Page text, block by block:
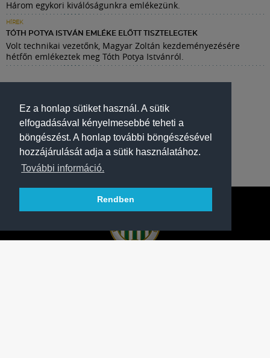
Ez a honlap sütiket használ. A sütik
elfogadásával kényelmesebbé teheti a
böngészést. A honlap további böngészésével
hozzájárulását adja a sütik használatához.
További információ.
Rendben
Három egykori kiválóságunkra emlékezünk.
HÍREK
TÓTH POTYA ISTVÁN EMLÉKE ELŐTT TISZTELEGTEK
Volt technikai vezetőnk, Magyar Zoltán kezdeményezésére
hétfőn emlékeztek meg Tóth Potya Istvánról.